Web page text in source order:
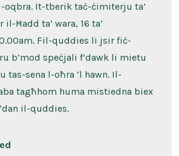
It-tberik taċ-ċimiterju ta’
il-Ħadd ta’ wara, 16 ta’
Fil-quddies li jsir fiċ-
b’mod speċjali f’dawk li mietu
tas-sena l-oħra ’l hawn. Il-
tagħhom huma mistiedna biex
il-quddies.